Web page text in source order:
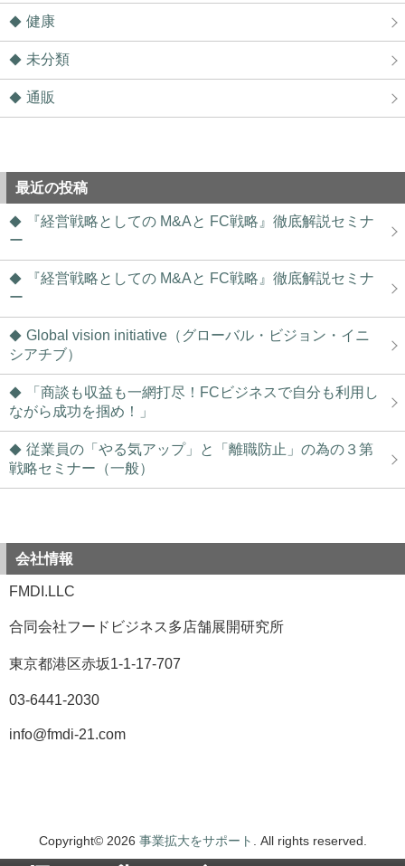
健康
未分類
通販
最近の投稿
『経営戦略としての M&Aと FC戦略』徹底解説セミナ
ー
『経営戦略としての M&Aと FC戦略』徹底解説セミナ
ー
Global vision initiative（グローバル・ビジョン・イニ
シアチブ）
「商談も収益も一網打尽！FCビジネスで自分も利用し
ながら成功を掴め！」
従業員の「やる気アップ」と「離職防止」の為の３第
戦略セミナー（一般）
会社情報
FMDI.LLC
合同会社フードビジネス多店舗展開研究所
東京都港区赤坂1-1-17-707
03-6441-2030
info@fmdi-21.com
Copyright© 2026 事業拡大をサポート . All rights reserved.